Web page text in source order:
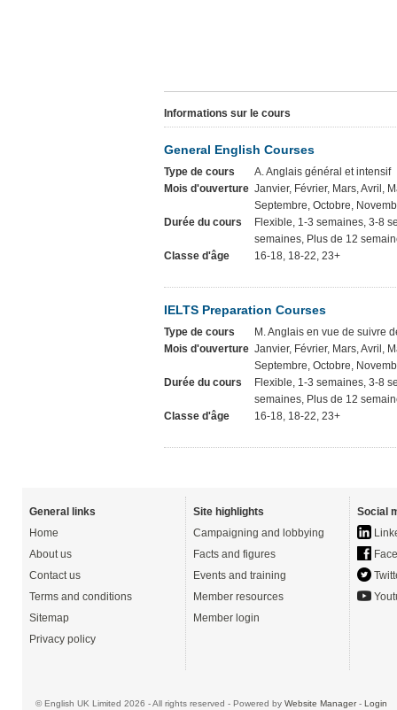
Informations sur le cours
General English Courses
Type de cours
A. Anglais général et intensif
Mois d'ouverture Janvier, Février, Mars, Avril,
Septembre, Octobre,
Durée du cours
Flexible, 1-3 semaines, 3-8
semaines, Plus de 12
Classe d'âge
16-18, 18-22, 23+
IELTS Preparation Courses
Type de cours
M. Anglais en vue de suivre
Mois d'ouverture Janvier, Février, Mars, Avril,
Septembre, Octobre,
Durée du cours
Flexible, 1-3 semaines, 3-8
semaines, Plus de 12
Classe d'âge
16-18, 18-22, 23+
General links
Home
About us
Contact us
Terms and conditions
Sitemap
Privacy policy
Site highlights
Campaigning and lobbying
Facts and figures
Events and training
Member resources
Member login
Social
© English UK Limited 2026 - All rights reserved - Powered by Website Manager- Login